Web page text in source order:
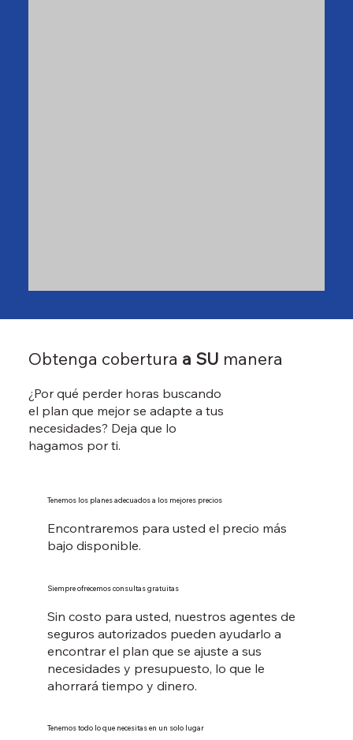
Obtenga cobertura a SU manera
¿Por qué perder horas buscando
el plan que mejor se adapte a tus
necesidades? Deja que lo
hagamos por ti.
Tenemos los planes adecuados a los mejores precios
Encontraremos para usted el precio más
bajo disponible.
Siempre ofrecemos consultas gratuitas
Sin costo para usted, nuestros agentes de
seguros autorizados pueden ayudarlo a
encontrar el plan que se ajuste a sus
necesidades y presupuesto, lo que le
ahorrará tiempo y dinero.
Tenemos todo lo que necesitas en un solo lugar